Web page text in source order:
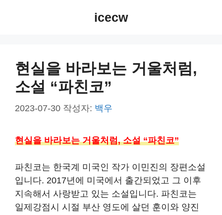
icecw
현실을 바라보는 거울처럼,
소설 “파친코”
2023-07-30 작성자: 백우
현실을 바라보는 거울처럼, 소설 “파친코”
파친코는 한국계 미국인 작가 이민진의 장편소설
입니다. 2017년에 미국에서 출간되었고 그 이후
지속해서 사랑받고 있는 소설입니다. 파친코는
일제강점시 시절 부산 영도에 살던 훈이와 양진